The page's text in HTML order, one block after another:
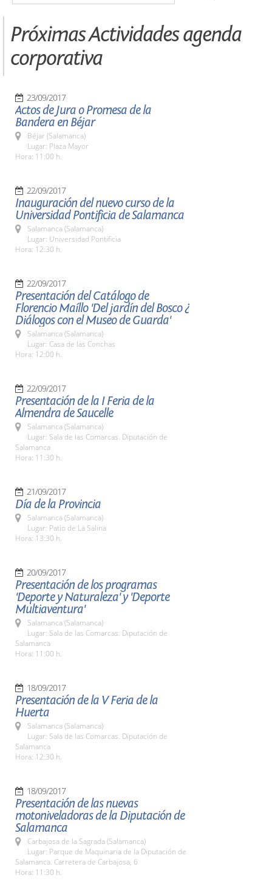
Próximas Actividades agenda
corporativa
23/09/2017
Actos de Jura o Promesa de la
Bandera en Béjar
Béjar (Salamanca)
Lugar: Plaza Mayor
Hora: 11:00 h.
22/09/2017
Inauguración del nuevo curso de la
Universidad Pontificia de Salamanca
Salamanca (Salamanca)
Lugar: Universidad Pontificia
Hora: 12:30 h.
22/09/2017
Presentación del Catálogo de
Florencio Maíllo 'Del jardín del Bosco ¿
Diálogos con el Museo de Guarda'
Salamanca (Salamanca)
Lugar: Casa de las Conchas
Hora: 12:00 h.
22/09/2017
Presentación de la I Feria de la
Almendra de Saucelle
Salamanca (Salamanca)
Lugar: Sala de las Comarcas. Diputación de
Salamanca
Hora: 11:30 h.
21/09/2017
Día de la Provincia
Salamanca (Salamanca)
Lugar: Patio de La Salina
Hora: 13:30 h.
20/09/2017
Presentación de los programas
'Deporte y Naturaleza' y 'Deporte
Multiaventura'
Salamanca (Salamanca)
Lugar: Sala de las Comarcas. Diputación de
Salamanca
Hora: 11:00 h.
18/09/2017
Presentación de la V Feria de la
Huerta
Salamanca (Salamanca)
Lugar: Sala de las Comarcas. Diputación de
Salamanca
Hora: 12:30 h.
18/09/2017
Presentación de las nuevas
motoniveladoras de la Diputación de
Salamanca
Carbajosa de la Sagrada (Salamanca)
Lugar: Parque de Maquinaria de la Diputación de
Salamanca. Carretera de Carbajosa, 6
Hora: 11:30 h.